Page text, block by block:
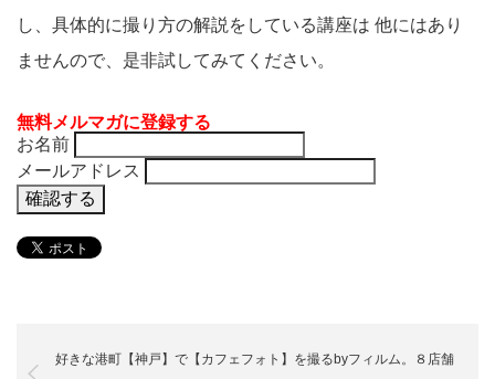
し、具体的に撮り方の解説をしている講座は 他にはあり
ませんので、是非試してみてください。
無料メルマガに登録する
お名前
メールアドレス
好きな港町【神戸】で【カフェフォト】を撮るbyフィルム。８店舗